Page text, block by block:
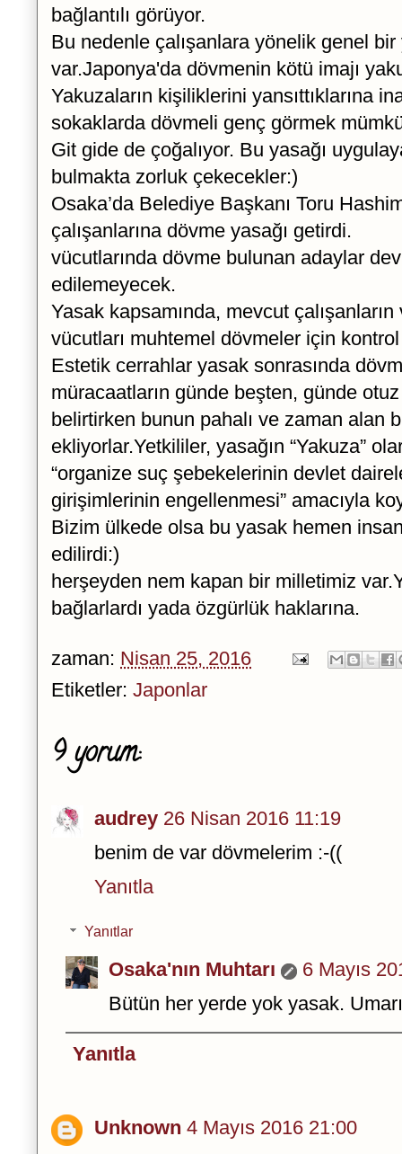
bağlantılı görüyor.
Bu nedenle çalışanlara yönelik genel bir
var.Japonya'da dövmenin kötü imajı
Yakuzaların kişiliklerini yansıttıklarına
sokaklarda dövmeli genç görmek
Git gide de çoğalıyor. Bu yasağı
bulmakta zorluk çekecekler:)
Osaka’da Belediye Başkanı Toru
çalışanlarına dövme yasağı getirdi.
vücutlarında dövme bulunan adaylar
edilemeyecek.
Yasak kapsamında, mevcut
vücutları muhtemel dövmeler için
Estetik cerrahlar yasak sonrasında
müracaatların günde beşten, günde otuz
belirtirken bunun pahalı ve zaman alan
ekliyorlar.Yetkililer, yasağın “Yakuza”
“organize suç şebekelerinin devlet
girişimlerinin engellenmesi” amacıyla
Bizim ülkede olsa bu yasak hemen
edilirdi:)
herşeyden nem kapan bir milletimiz
bağlarlardı yada özgürlük haklarına.
zaman: Nisan 25, 2016
Etiketler: Japonlar
9 yorum:
audrey 26 Nisan 2016 11:19
benim de var dövmelerim :-((
Yanıtla
Yanıtlar
Osaka'nın Muhtarı
6 Mayıs
Bütün her yerde yok yasak.
Yanıtla
Unknown 4 Mayıs 2016 21:00